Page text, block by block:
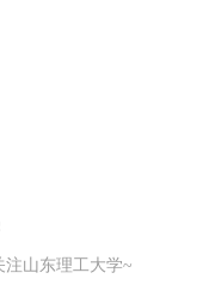
山东理工大学~